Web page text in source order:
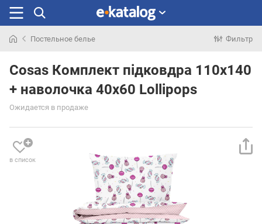
раньше
Постельное белье Фильтр
Cosas Комплект підковдра 110х140
+ наволочка 40х60 Lollipops
Ожидается в продаже
в список